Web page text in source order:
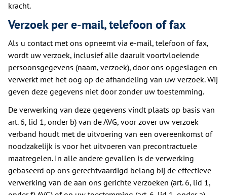
kracht.
Verzoek per e-mail, telefoon of fax
Als u contact met ons opneemt via e-mail, telefoon of fax,
wordt uw verzoek, inclusief alle daaruit voortvloeiende
persoonsgegevens (naam, verzoek), door ons opgeslagen en
verwerkt met het oog op de afhandeling van uw verzoek. Wij
geven deze gegevens niet door zonder uw toestemming.
De verwerking van deze gegevens vindt plaats op basis van
art. 6, lid 1, onder b) van de AVG, voor zover uw verzoek
verband houdt met de uitvoering van een overeenkomst of
noodzakelijk is voor het uitvoeren van precontractuele
maatregelen. In alle andere gevallen is de verwerking
gebaseerd op ons gerechtvaardigd belang bij de effectieve
verwerking van de aan ons gerichte verzoeken (art. 6, lid 1,